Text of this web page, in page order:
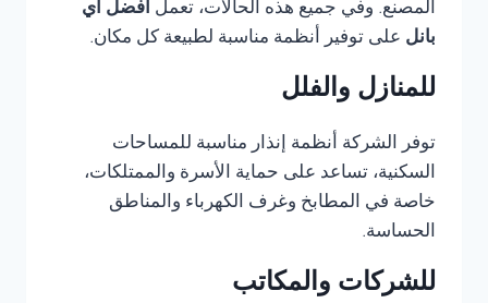
المصنع. وفي جميع هذه الحالات، تعمل أفضل أي
بانل على توفير أنظمة مناسبة لطبيعة كل مكان.
للمنازل والفلل
توفر الشركة أنظمة إنذار مناسبة للمساحات
السكنية، تساعد على حماية الأسرة والممتلكات،
خاصة في المطابخ وغرف الكهرباء والمناطق
الحساسة.
للشركات والمكاتب